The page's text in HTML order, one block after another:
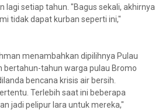
setiap tahun. "Bagus sekali, akhirnya
tidak dapat kurban seperti ini,"
menambahkan dipilihnya Pulau
bertahun-tahun warga pulau Bromo
bencana krisis air bersih.
Terlebih saat ini beberapa
jadi pelipur lara untuk mereka,"